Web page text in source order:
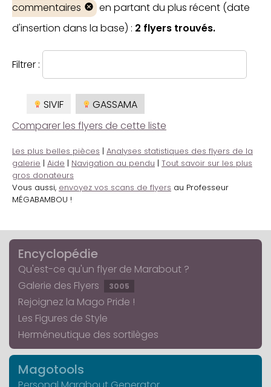
commentaires
en partant du plus récent (date
d'insertion dans la base) : 2 flyers trouvés.
Filtrer :
SIVIF
GASSAMA
Comparer les flyers de cette liste
Les plus belles pièces | Analyses statistiques des flyers de la
galerie | Aide | Navigation au pendu | Tout savoir sur les plus
gros donateurs
Vous aussi, envoyez vos scans de flyers au Professeur
MÉGABAMBOU !
Encyclopédie
Qu'est-ce qu'un flyer de Marabout ?
Galerie des Flyers
3005
Rejoignez la Mago Pride !
Les Figures de Style
Herméneutique des sortilèges
Magotools